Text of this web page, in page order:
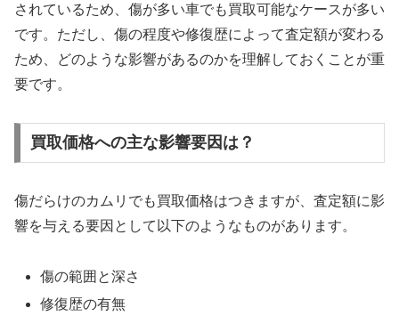
されているため、傷が多い車でも買取可能なケースが多い
です。ただし、傷の程度や修復歴によって査定額が変わる
ため、どのような影響があるのかを理解しておくことが重
要です。
買取価格への主な影響要因は？
傷だらけのカムリでも買取価格はつきますが、査定額に影
響を与える要因として以下のようなものがあります。
傷の範囲と深さ
修復歴の有無